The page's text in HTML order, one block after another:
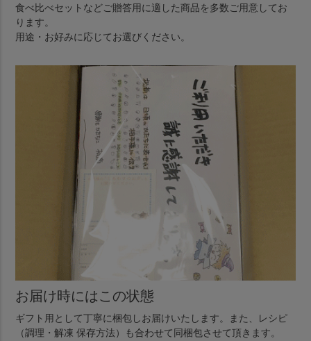
食べ比べセットなどご贈答用に適した商品を多数ご用意してお
ります。
用途・お好みに応じてお選びください。
お届け時にはこの状態
ギフト用として丁寧に梱包しお届けいたします。また、レシピ
（調理・解凍 保存方法）も合わせて同梱包させて頂きます。